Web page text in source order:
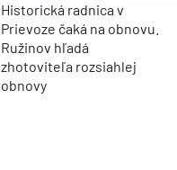
Historická radnica v
Prievoze čaká na obnovu.
Ružinov hľadá
zhotoviteľa rozsiahlej
obnovy